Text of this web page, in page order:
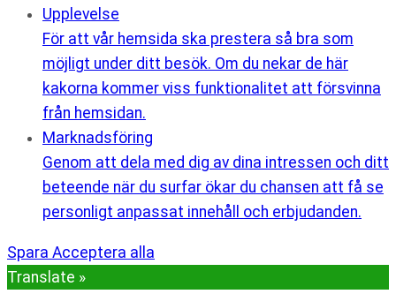
Upplevelse
För att vår hemsida ska prestera så bra som
möjligt under ditt besök. Om du nekar de här
kakorna kommer viss funktionalitet att försvinna
från hemsidan.
Marknadsföring
Genom att dela med dig av dina intressen och ditt
beteende när du surfar ökar du chansen att få se
personligt anpassat innehåll och erbjudanden.
Spara Acceptera alla
Translate »